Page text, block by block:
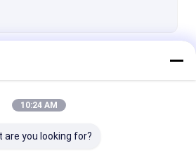
10:24 AM
are you looking for?